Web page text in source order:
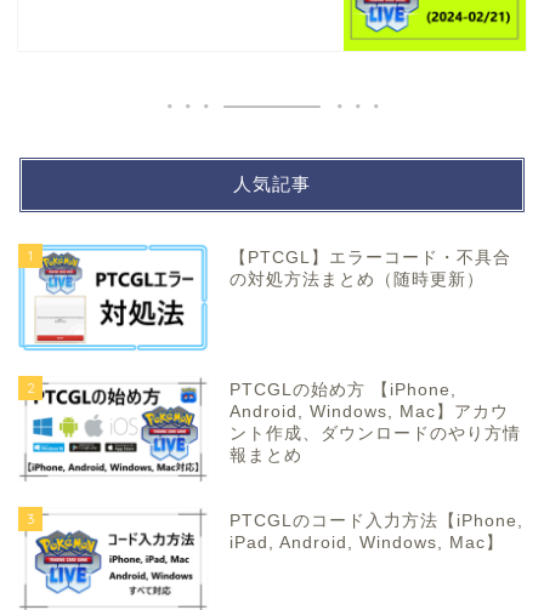
人気記事
1
【PTCGL】エラーコード・不具合
の対処方法まとめ（随時更新）
2
PTCGLの始め方 【iPhone,
Android, Windows, Mac】アカウ
ント作成、ダウンロードのやり方情
報まとめ
3
PTCGLのコード入力方法【iPhone,
iPad, Android, Windows, Mac】